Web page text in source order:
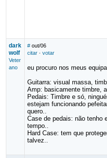
dark
wolf
Veter
ano
# out/06
citar· votar
eu procuro nos meus
Guitarra: visual massa,
Amp: basicamente timbre,
Pedais: Timbre e só,
estejam funcionando
quero..
Case de pedais: não tenho
tempo..
Hard Case: tem que
talvez..